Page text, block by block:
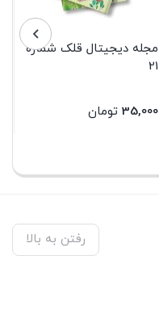
مجله دیجیتال قلک شماره
21
35,000 تومان
رفتن به بالا